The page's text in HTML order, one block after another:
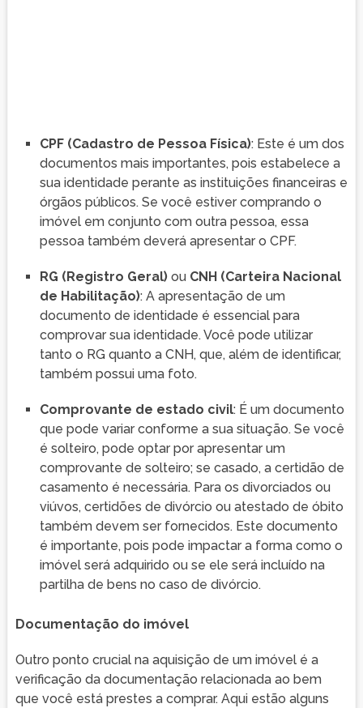
CPF (Cadastro de Pessoa Física): Este é um dos
documentos mais importantes, pois estabelece a
sua identidade perante as instituições financeiras e
órgãos públicos. Se você estiver comprando o
imóvel em conjunto com outra pessoa, essa
pessoa também deverá apresentar o CPF.
RG (Registro Geral)ou CNH (Carteira Nacional
de Habilitação): A apresentação de um
documento de identidade é essencial para
comprovar sua identidade. Você pode utilizar
tanto o RG quanto a CNH, que, além de identificar,
também possui uma foto.
Comprovante de estado civil: É um documento
que pode variar conforme a sua situação. Se você
é solteiro, pode optar por apresentar um
comprovante de solteiro; se casado, a certidão de
casamento é necessária. Para os divorciados ou
viúvos, certidões de divórcio ou atestado de óbito
também devem ser fornecidos. Este documento
é importante, pois pode impactar a forma como o
imóvel será adquirido ou se ele será incluído na
partilha de bens no caso de divórcio.
Documentação do imóvel
Outro ponto crucial na aquisição de um imóvel é a
verificação da documentação relacionada ao bem
que você está prestes a comprar. Aqui estão alguns